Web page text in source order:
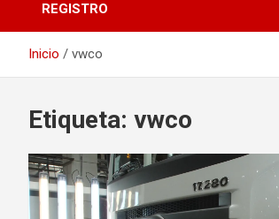
REGISTRO
Inicio vwco
Etiqueta: vwco